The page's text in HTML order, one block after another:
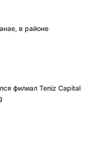
в районе
филиал Teniz Capital